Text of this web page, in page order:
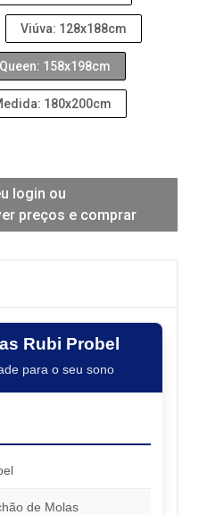
Viúva: 128x188cm
Queen: 158x198cm
180x200cm
login ou
preços e comprar
Rubi Probel
para o seu sono
de Molas